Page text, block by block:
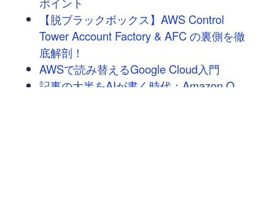
【脱ブラックボックス】AWS Control
Tower Account Factory & AFC の裏側を徹
底解剖！
AWSで読み替えるGoogle Cloud入門
記事の大半をAIが書く時代：Amazon Q